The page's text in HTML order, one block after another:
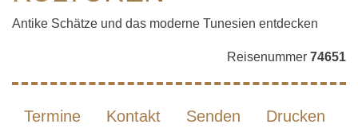
Antike Schätze und das moderne Tunesien entdecken
Reisenummer 74651
Termine Kontakt Senden Drucken